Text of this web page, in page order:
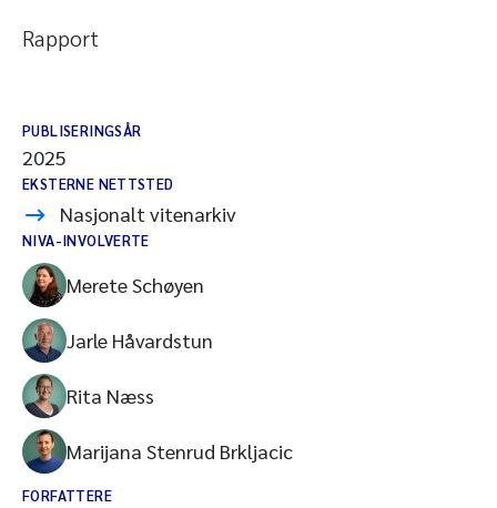
Rapport
PUBLISERINGSÅR
2025
EKSTERNE NETTSTED
Nasjonalt vitenarkiv
NIVA-INVOLVERTE
Merete Schøyen
Jarle Håvardstun
Rita Næss
Marijana Stenrud Brkljacic
FORFATTERE